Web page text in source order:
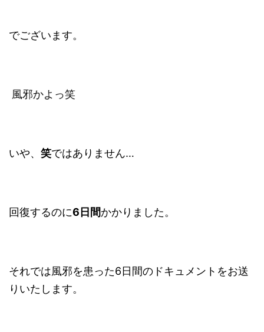
でございます。
風邪かよっ笑
いや、 笑ではありません…
回復するのに6日間かかりました。
それでは風邪を患った6日間のドキュメントをお送
りいたします。